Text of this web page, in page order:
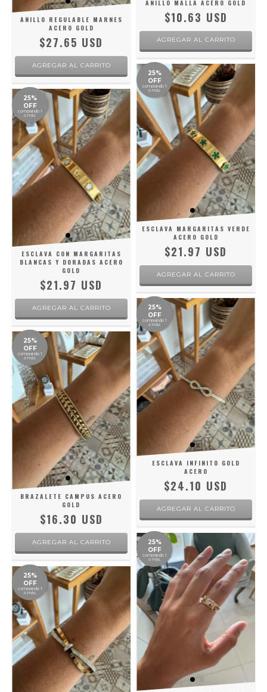
ANILLO REGULABLE MARNES
ACERO GOLD
$27.65 USD
ANILLO MALLA ACERO GOLD
$10.63 USD
AGREGAR AL CARRITO
25%
OFF
comprando 1
o más
ESCLAVA CON MARGARITAS
BLANCAS Y DORADAS ACERO
GOLD
$21.97 USD
25%
OFF
comprando 1
o más
ESCLAVA MARGARITAS VERDE
ACERO GOLD
$21.97 USD
25%
OFF
comprando 1
o más
BRAZALETE CAMPUS ACERO
GOLD
$16.30 USD
25%
OFF
comprando 1
o más
ESCLAVA INFINITO GOLD
ACERO
$24.10 USD
25%
OFF
comprando 1
o más
25%
OFF
comprando 1
o más